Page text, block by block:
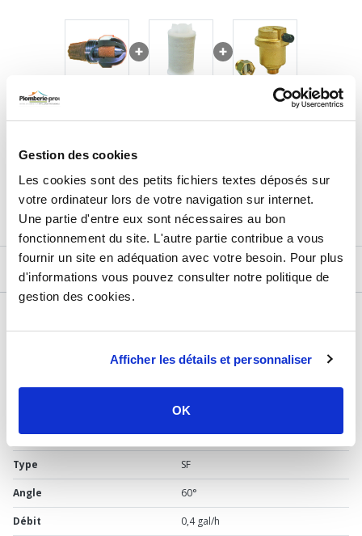
Gestion des cookies
Les cookies sont des petits fichiers textes déposés sur
votre ordinateur lors de votre navigation sur internet.
Une partie d'entre eux sont nécessaires au bon
fonctionnement du site. L'autre partie contribue a vous
fournir un site en adéquation avec votre besoin. Pour plus
d'informations vous pouvez consulter notre politique de
gestion des cookies.
Afficher les détails et personnaliser
OK
Prix total de la sélection : 21,09€TTC
AJOUTER
Accessoire chauffage
Fluidics
Matière Laiton
Type SF
Angle 60°
Débit 0,4 gal/h